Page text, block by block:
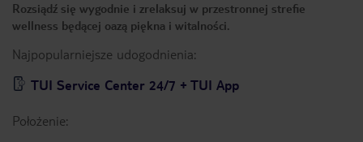
Rozsiądź się wygodnie i zrelaksuj w przestronnej strefie
wellness będącej oazą piękna i witalności.
Najpopularniejsze udogodnienia:
TUI Service Center 24/7 + TUI App
Położenie: